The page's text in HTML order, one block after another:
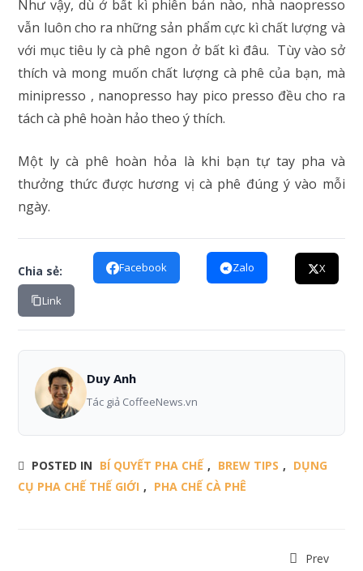
Như vậy, dù ở bất kì phiên bản nào, nhà naopresso
vẫn luôn cho ra những sản phẩm cực kì chất lượng và
với mục tiêu ly cà phê ngon ở bất kì đâu. Tùy vào sở
thích và mong muốn chất lượng cà phê của bạn, mà
minipresso , nanopresso hay pico presso đều cho ra
tách cà phê hoàn hảo theo ý thích.
Một ly cà phê hoàn hỏa là khi bạn tự tay pha và
thưởng thức được hương vị cà phê đúng ý vào mỗi
ngày.
Chia sẻ: Facebook Zalo X
Link
Duy Anh
Tác giả CoffeeNews.vn
POSTED IN BÍ QUYẾT PHA CHẾ , BREW TIPS , DỤNG
CỤ PHA CHẾ THẾ GIỚI , PHA CHẾ CÀ PHÊ
Prev